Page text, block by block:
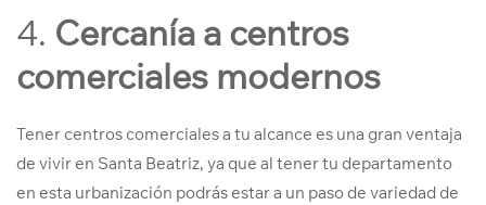
4. Cercanía a centros
comerciales modernos
Tener centros comerciales a tu alcance es una gran ventaja
de vivir en Santa Beatriz, ya que al tener tu departamento
en esta urbanización podrás estar a un paso de variedad de